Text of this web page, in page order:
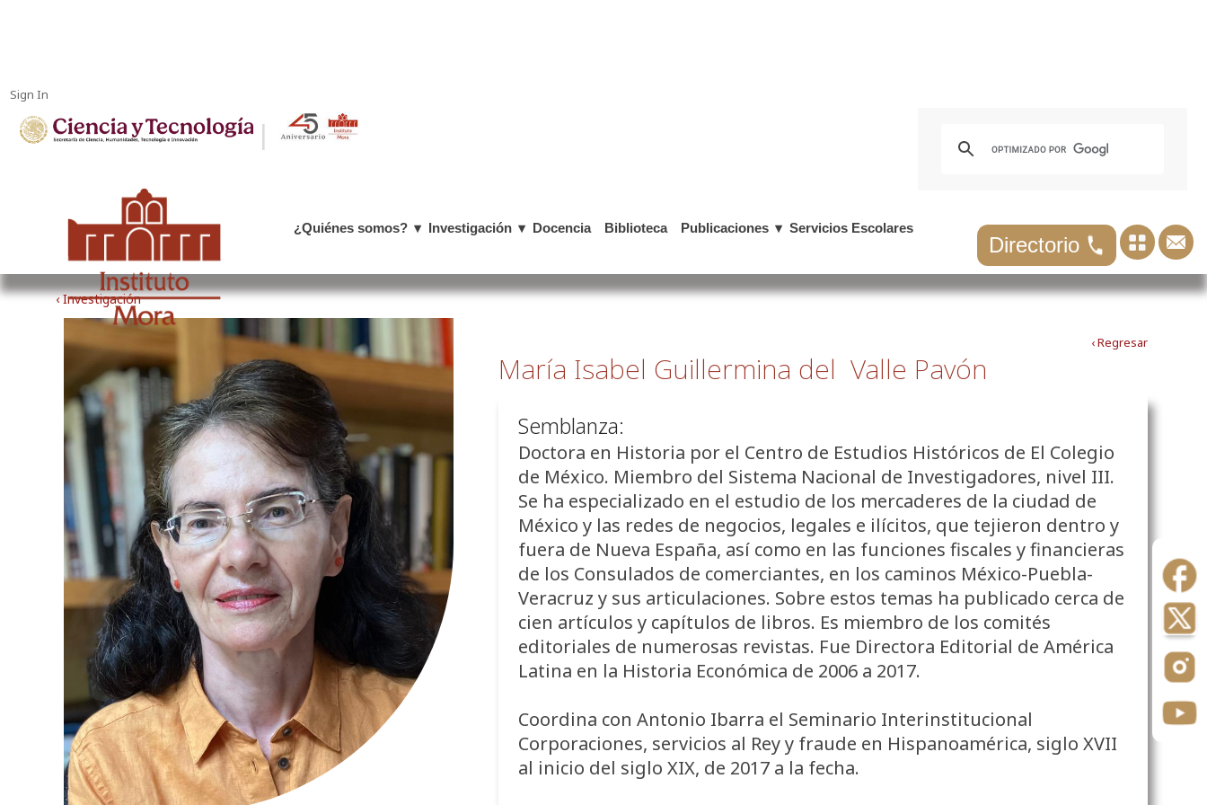
Sign In
|
¿Quiénes somos? Investigación Docencia Biblioteca Publicaciones Servicios Escolares
Directorio
‹ Investigación
‹ Regresar
María Isabel Guillermina del Valle Pavón
Semblanza:
Doctora en Historia por el Centro de Estudios Históricos de El Colegio
de México. Miembro del Sistema Nacional de Investigadores, nivel III.
Se ha especializado en el estudio de los mercaderes de la ciudad de
México y las redes de negocios, legales e ilícitos, que tejieron dentro y
fuera de Nueva España, así como en las funciones fiscales y financieras
de los Consulados de comerciantes, en los caminos México-Puebla-
Veracruz y sus articulaciones. Sobre estos temas ha publicado cerca de
cien artículos y capítulos de libros. Es miembro de los comités
editoriales de numerosas revistas. Fue Directora Editorial de América
Latina en la Historia Económica de 2006 a 2017.
Coordina con Antonio Ibarra el Seminario Interinstitucional
Corporaciones, servicios al Rey y fraude en Hispanoamérica, siglo XVII
al inicio del siglo XIX, de 2017 a la fecha.